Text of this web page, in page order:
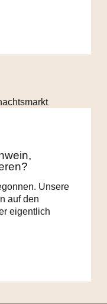
Unsere
auf den
eigentlich